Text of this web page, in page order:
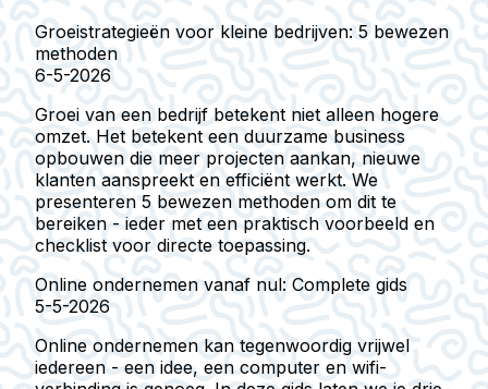
Groeistrategieën voor kleine bedrijven: 5 bewezen
methoden
6-5-2026
Groei van een bedrijf betekent niet alleen hogere
omzet. Het betekent een duurzame business
opbouwen die meer projecten aankan, nieuwe
klanten aanspreekt en efficiënt werkt. We
presenteren 5 bewezen methoden om dit te
bereiken - ieder met een praktisch voorbeeld en
checklist voor directe toepassing.
Online ondernemen vanaf nul: Complete gids
5-5-2026
Online ondernemen kan tegenwoordig vrijwel
iedereen - een idee, een computer en wifi-